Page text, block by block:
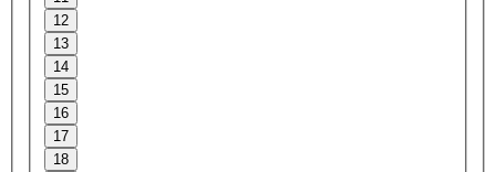
12
13
14
15
16
17
18